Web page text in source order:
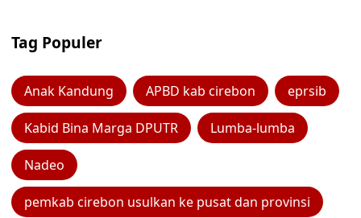
Tag Populer
Anak Kandung APBD kab cirebon eprsib
Kabid Bina Marga DPUTR Lumba-lumba
Nadeo
pemkab cirebon usulkan ke pusat dan provinsi